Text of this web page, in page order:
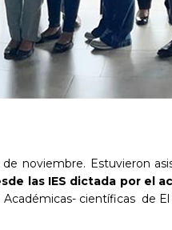
noviembre. Estuvieron
las IES dictada por el
científicas de